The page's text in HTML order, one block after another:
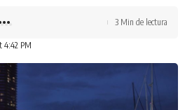
4:42 PM
3 Min de lectura